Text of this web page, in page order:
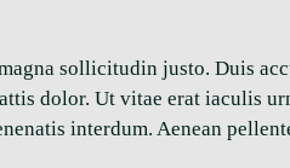
sollicitudin justo. Duis
dolor. Ut vitae erat iaculis
interdum. Aenean